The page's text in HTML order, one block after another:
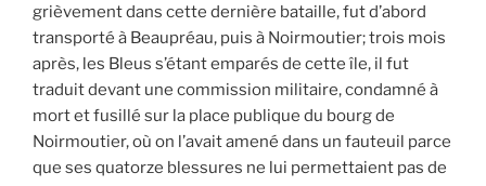
grièvement dans cette dernière bataille, fut d’abord
transporté à Beaupréau, puis à Noirmoutier; trois mois
après, les Bleus s’étant emparés de cette île, il fut
traduit devant une commission militaire, condamné à
mort et fusillé sur la place publique du bourg de
Noirmoutier, où on l’avait amené dans un fauteuil parce
que ses quatorze blessures ne lui permettaient pas de